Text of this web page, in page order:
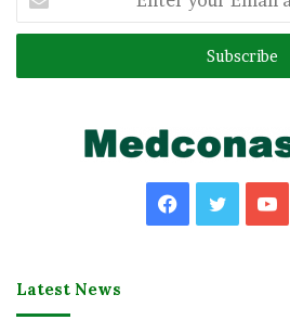
your
Email
Facebook
Twitter
Latest News